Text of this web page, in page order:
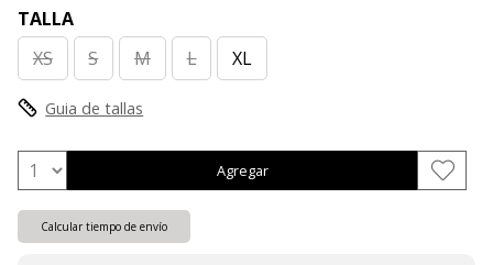
TALLA
XS
S M L XL
Guia de tallas
Agregar
Calcular tiempo de envío